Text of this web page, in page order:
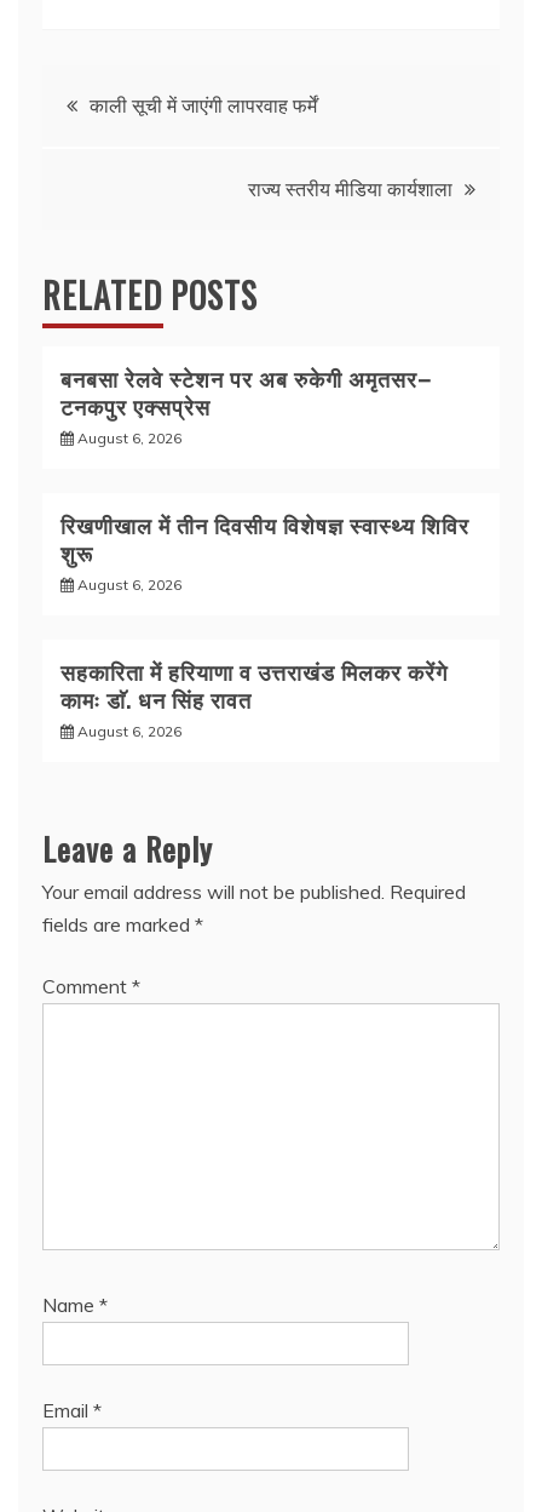
b
A
Postकाली सूची में जाएंगी लापरवाह फर्में
राज्य स्तरीय मीडिया कार्यशाला
RELATED POSTS
बनबसा रेलवे स्टेशन पर अब रुकेगी अमृतसर–
टनकपुर एक्सप्रेस
August 6, 2026
रिखणीखाल में तीन दिवसीय विशेषज्ञ स्वास्थ्य शिविर
शुरू
August 6, 2026
सहकारिता में हरियाणा व उत्तराखंड मिलकर करेंगे
कामः डाॅ. धन सिंह रावत
August 6, 2026
Leave a Reply
Your email address will not be published. Required
fields are marked *
Comment *
Name *
Email *